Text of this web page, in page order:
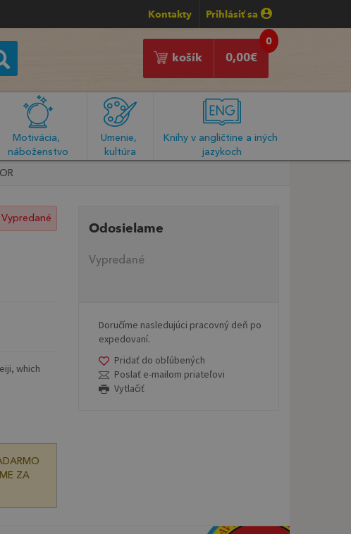
Kontakty Prihlásiť sa
0
0,00€
košík
Motivácia,
náboženstvo
Umenie,
kultúra
Knihy v angličtine a iných
jazykoch
Vypredané
which
ZA
Odosielame
Vypredané
Doručíme nasledujúci pracovný deň po
expedovaní.
Pridať do obľúbených
Poslať e-mailom priateľovi
Vytlačiť